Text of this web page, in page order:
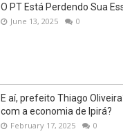
O PT Está Perdendo Sua
June 13, 2025 0
E aí, prefeito Thiago
com a economia de Ipirá?
February 17, 2025 0